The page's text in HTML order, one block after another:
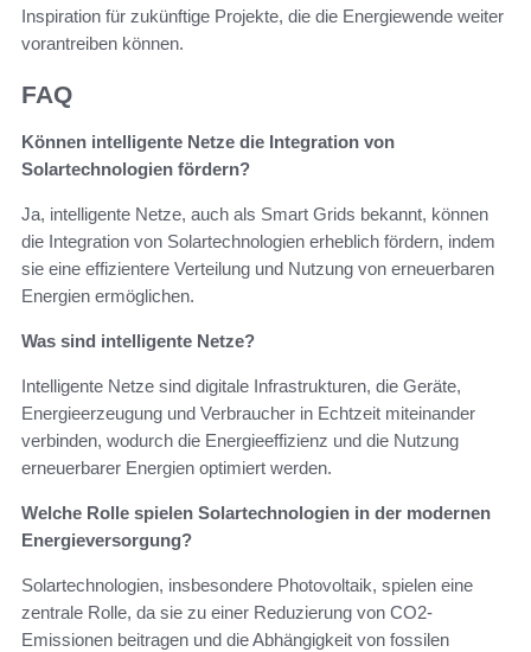
Inspiration für zukünftige Projekte, die die Energiewende weiter
vorantreiben können.
FAQ
Können intelligente Netze die Integration von
Solartechnologien fördern?
Ja, intelligente Netze, auch als Smart Grids bekannt, können
die Integration von Solartechnologien erheblich fördern, indem
sie eine effizientere Verteilung und Nutzung von erneuerbaren
Energien ermöglichen.
Was sind intelligente Netze?
Intelligente Netze sind digitale Infrastrukturen, die Geräte,
Energieerzeugung und Verbraucher in Echtzeit miteinander
verbinden, wodurch die Energieeffizienz und die Nutzung
erneuerbarer Energien optimiert werden.
Welche Rolle spielen Solartechnologien in der modernen
Energieversorgung?
Solartechnologien, insbesondere Photovoltaik, spielen eine
zentrale Rolle, da sie zu einer Reduzierung von CO2-
Emissionen beitragen und die Abhängigkeit von fossilen